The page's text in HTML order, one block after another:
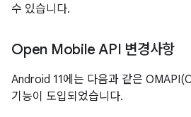
수 있습니다.
Open Mobile API 변경사항
Android 11에는 다음과 같은
기능이 도입되었습니다.